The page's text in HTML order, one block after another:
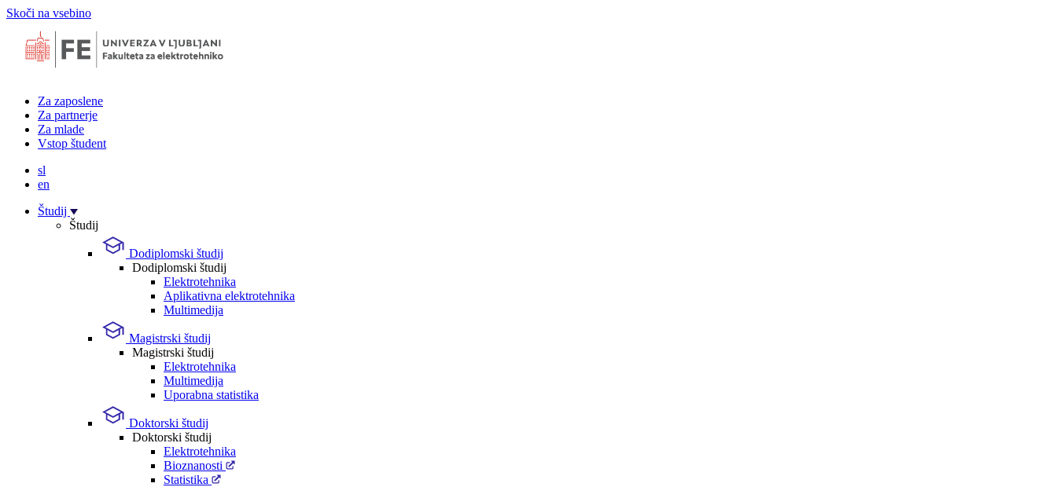
Skoči na vsebino
Za zaposlene
Za partnerje
Za mlade
Vstop študent
sl
en
Študij
Študij
Dodiplomski študij
Dodiplomski študij
Elektrotehnika
Aplikativna elektrotehnika
Multimedija
Magistrski študij
Magistrski študij
Elektrotehnika
Multimedija
Uporabna statistika
Doktorski študij
Doktorski študij
Elektrotehnika
Bioznanosti
Statistika